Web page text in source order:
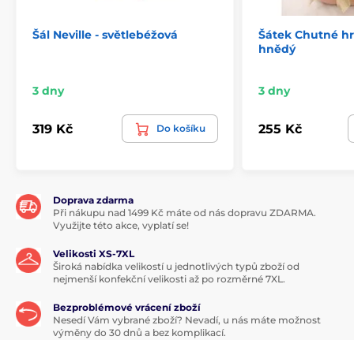
Šál Neville - světlebéžová
3 dny
319 Kč Do košíku
Šátek Chutné
hnědý
3 dny
255 Kč
Doprava zdarma
Při nákupu nad 1499 Kč máte od nás dopravu ZDARMA.
Využijte této akce, vyplatí se!
Velikosti XS-7XL
Široká nabídka velikostí u jednotlivých typů zboží od
nejmenší konfekční velikosti až po rozměrné 7XL.
Bezproblémové vrácení zboží
Nesedí Vám vybrané zboží? Nevadí, u nás máte možnost
výměny do 30 dnů a bez komplikací.